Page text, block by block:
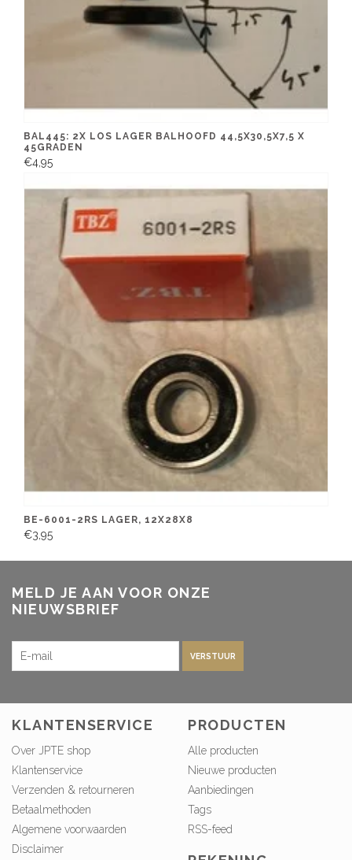
BAL445: 2X LOS LAGER BALHOOFD 44,5X30,5X7,5 X
45GRADEN
€4,95
BE-6001-2RS LAGER, 12X28X8
€3,95
MELD JE AAN VOOR ONZE
NIEUWSBRIEF
VERSTUUR
KLANTENSERVICE
Over JPTE shop
Klantenservice
Verzenden & retourneren
Betaalmethoden
Algemene voorwaarden
Disclaimer
PRODUCTEN
Alle producten
Nieuwe producten
Aanbiedingen
Tags
RSS-feed